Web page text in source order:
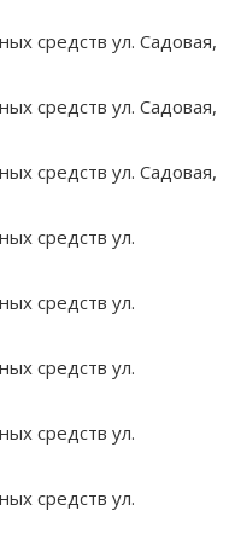
средств ул. Садовая,
средств ул. Садовая,
средств ул. Садовая,
средств ул.
средств ул.
средств ул.
средств ул.
средств ул.